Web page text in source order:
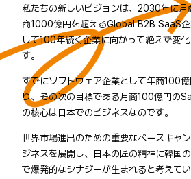
私たちの新しいビジョンは、2030年に
商1000億円を超えるGlobal B2B SaaS企
して100年続く企業に向かって絶えず変
す。
すでにソフトウェア企業として年商100
り、その次の目標である月商100億円の
の核心は日本でのビジネスなのです。
世界市場進出のための重要なベースキャ
ジネスを展開し、日本の匠の精神に韓国
で爆発的なシナジーが生まれると考えてい